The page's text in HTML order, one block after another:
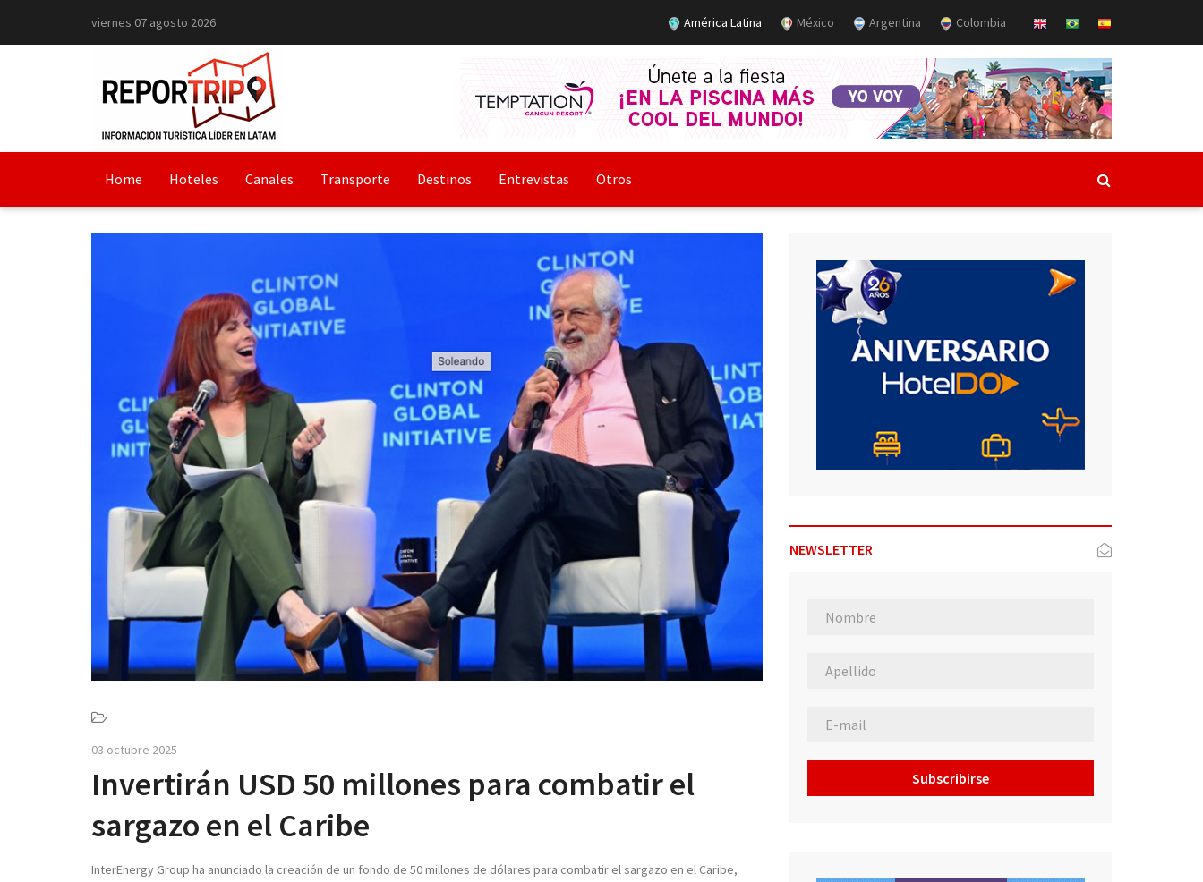
viernes 07 agosto 2026 América Latina México Argentina Colombia
Home Hoteles Canales Transporte Destinos Entrevistas Otros
03 octubre 2025
Invertirán USD 50 millones para combatir el
sargazo en el Caribe
InterEnergy Group ha anunciado la creación de un fondo de 50 millones de dólares para combatir el sargazo en el Caribe,
NEWSLETTER
Subscribirse